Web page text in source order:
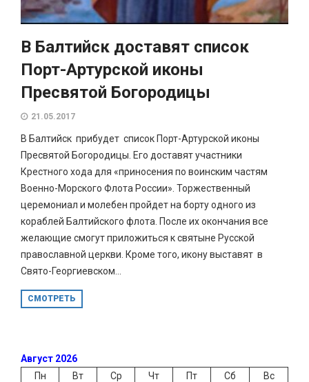
В Балтийск доставят список
Порт-Артурской иконы
Пресвятой Богородицы
21.05.2017
В Балтийск прибудет список Порт-Артурской иконы
Пресвятой Богородицы. Его доставят участники
Крестного хода для «приносения по воинским частям
Военно-Морского Флота России». Торжественный
церемониал и молебен пройдет на борту одного из
кораблей Балтийского флота. После их окончания все
желающие смогут приложиться к святыне Русской
православной церкви. Кроме того, икону выставят в
Свято-Георгиевском...
СМОТРЕТЬ
Август 2026
Пн
Вт Ср Чт Пт Сб Вс